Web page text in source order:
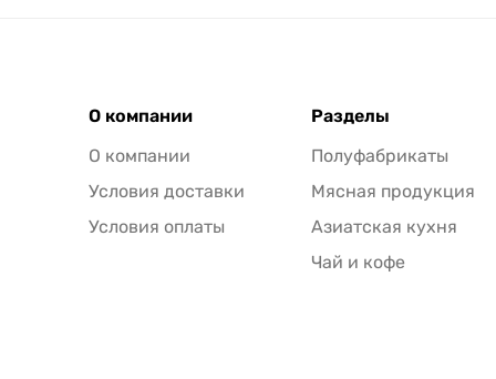
О компании
О компании
Условия доставки
Условия оплаты
Разделы
Полуфабрикаты
Мясная продукция
Азиатская кухня
Чай и кофе